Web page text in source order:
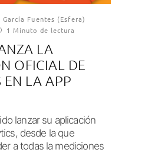
Fuentes (Esfera)
1 Minuto de lectura
LA
OFICIAL DE
EN LA APP
lanzar su aplicación
desde la que
a todas la mediciones